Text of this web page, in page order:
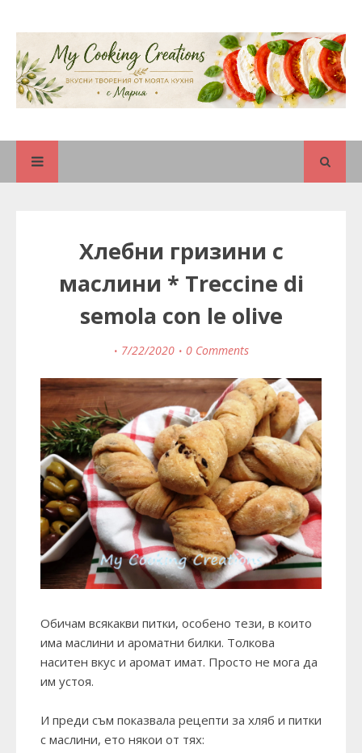
Хлебни гризини с
маслини * Treccine di
semola con le olive
7/22/2020 0 Comments
Обичам всякакви питки, особено тези, в които
има маслини и ароматни билки. Толкова
наситен вкус и аромат имат. Просто не мога да
им устоя.
И преди съм показвала рецепти за хляб и питки
с маслини, ето някои от тях: